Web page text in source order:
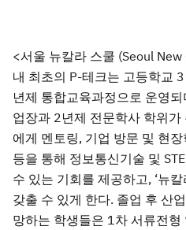
<서울 뉴칼라 스쿨 (Seoul
내 최초의 P-테크는 고등학교
년제 통합교육과정으로 운영
업장과 2년제 전문학사 학위
에게 멘토링, 기업 방문 및 현
등을 통해 정보통신기술 및
수 있는 기회를 제공하고, ‘뉴
갖출 수 있게 한다. 졸업 후 산
망하는 학생들은 1차 서류전